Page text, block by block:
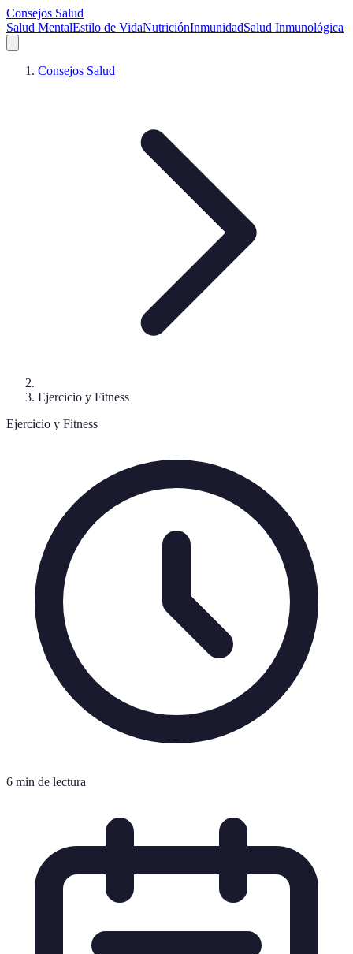
Consejos Salud
Salud MentalEstilo de VidaNutriciónInmunidadSalud Inmunológica
Consejos Salud
Ejercicio y Fitness
Ejercicio y Fitness
6 min de lectura